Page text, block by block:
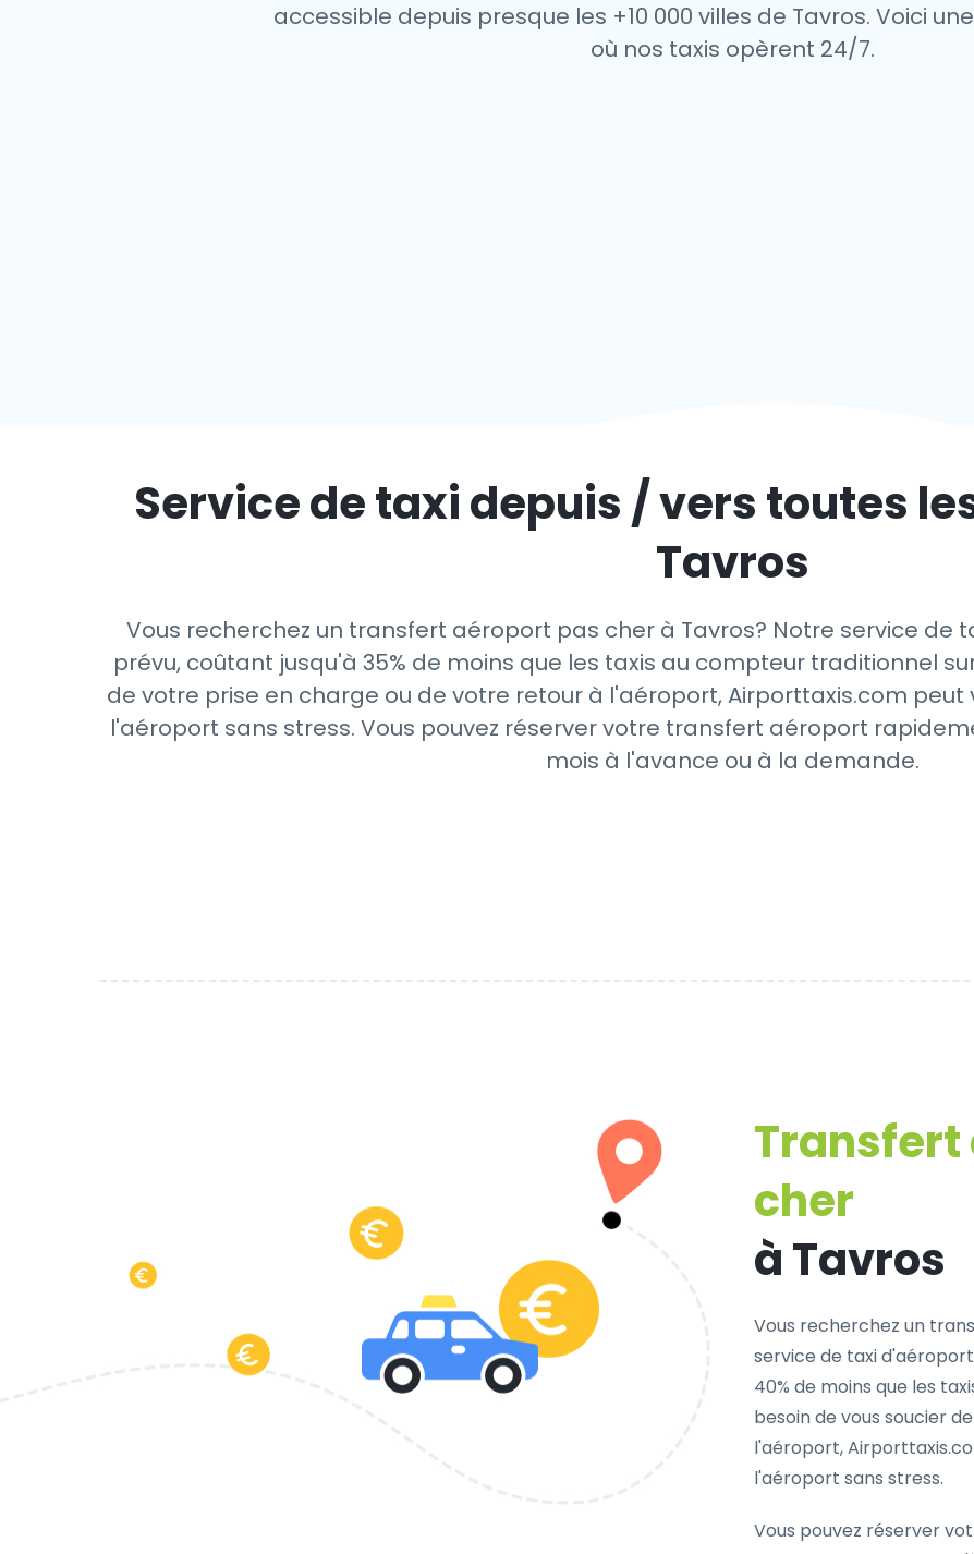
accessible depuis presque les +10 000 villes de Tavros. Voici
où nos taxis opèrent 24/7.
Service de taxi depuis / vers toutes
Tavros
Vous recherchez un transfert aéroport pas cher à Tavros? Notre service de
prévu, coûtant jusqu'à 35% de moins que les taxis au compteur traditionnel
de votre prise en charge ou de votre retour à l'aéroport, Airporttaxis.com
l'aéroport sans stress. Vous pouvez réserver votre transfert aéroport
mois à l'avance ou à la demande.
Transfert
cher
à Tavros
Vous recherchez un
service de taxi
40% de moins que les
besoin de vous soucier
l'aéroport,
l'aéroport sans stress.
Vous pouvez réserver